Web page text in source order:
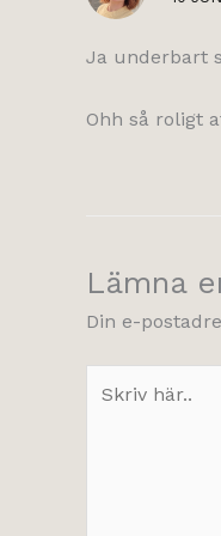
Ja underbart
Ohh så roligt
Lämna
Din e-
här..